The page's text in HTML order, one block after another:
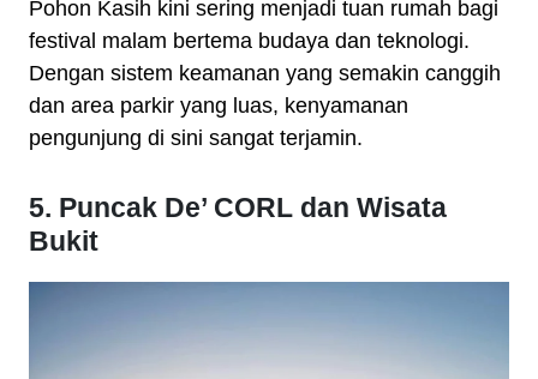
Pohon Kasih kini sering menjadi tuan rumah bagi
festival malam bertema budaya dan teknologi.
Dengan sistem keamanan yang semakin canggih
dan area parkir yang luas, kenyamanan
pengunjung di sini sangat terjamin.
5. Puncak De’ CORL dan Wisata
Bukit